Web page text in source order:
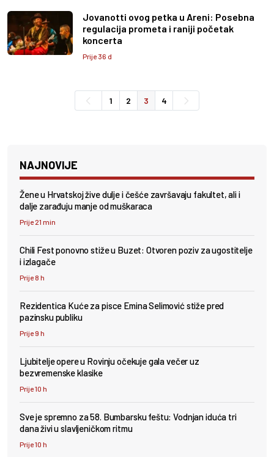
Jovanotti ovog petka u Areni: Posebna
regulacija prometa i raniji početak
koncerta
Prije 36 d
1 2 3 4
NAJNOVIJE
Žene u Hrvatskoj žive dulje i češće završavaju fakultet, ali i
dalje zarađuju manje od muškaraca
Prije 21 min
Chili Fest ponovno stiže u Buzet: Otvoren poziv za ugostitelje
i izlagače
Prije 8 h
Rezidentica Kuće za pisce Emina Selimović stiže pred
pazinsku publiku
Prije 9 h
Ljubitelje opere u Rovinju očekuje gala večer uz
bezvremenske klasike
Prije 10 h
Sve je spremno za 58. Bumbarsku feštu: Vodnjan iduća tri
dana živi u slavljeničkom ritmu
Prije 10 h